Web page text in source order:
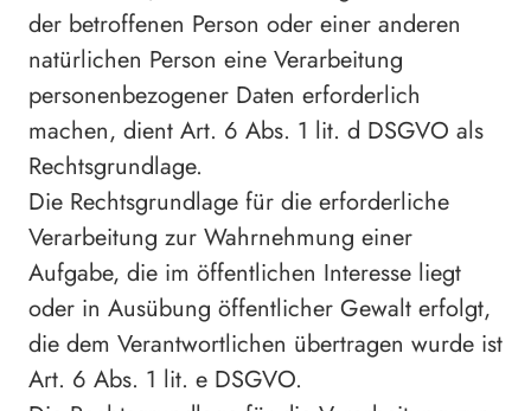
der betroffenen Person oder einer anderen
natürlichen Person eine Verarbeitung
personenbezogener Daten erforderlich
machen, dient Art. 6 Abs. 1 lit. d DSGVO als
Rechtsgrundlage.
Die Rechtsgrundlage für die erforderliche
Verarbeitung zur Wahrnehmung einer
Aufgabe, die im öffentlichen Interesse liegt
oder in Ausübung öffentlicher Gewalt erfolgt,
die dem Verantwortlichen übertragen wurde ist
Art. 6 Abs. 1 lit. e DSGVO.